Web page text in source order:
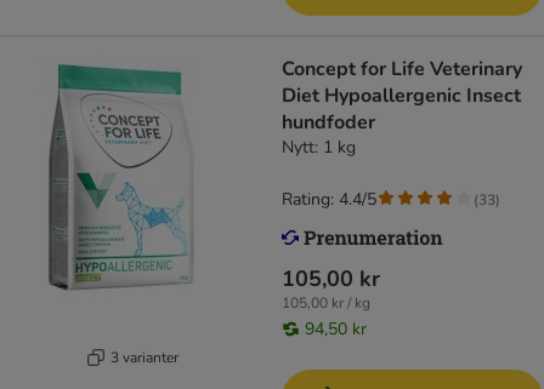
3 varianter
Concept for Life Veterinary
Diet Hypoallergenic Insect
hundfoder
Nytt: 1 kg
105,00 kr
105,00 kr / kg
94,50 kr
Rating: 4.4/5 (33)